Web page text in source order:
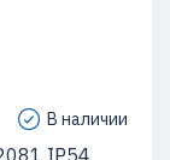
В наличии
IP54